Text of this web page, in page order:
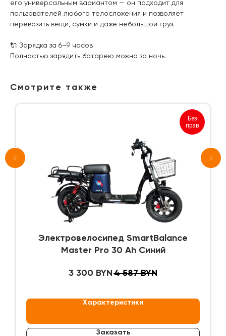
его универсальным вариантом — он подходит для
пользователей любого телосложения и позволяет
перевозить вещи, сумки и даже небольшой груз.
🔌 Зарядка за 6–9 часов
Полностью зарядить батарею можно за ночь.
Смотрите также
Без
прав
Электровелосипед SmartBalance
Master Pro 30 Ah Синий
3 300 BYN 4 587 BYN
Характеристики
Заказать